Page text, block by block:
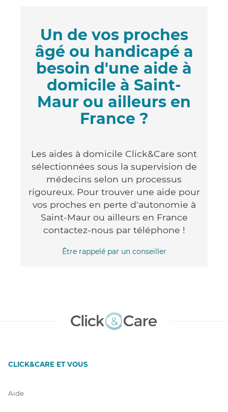
Un de vos proches
âgé ou handicapé a
besoin d'une aide à
domicile à Saint-
Maur ou ailleurs en
France ?
Les aides à domicile Click&Care sont
sélectionnées sous la supervision de
médecins selon un processus
rigoureux. Pour trouver une aide pour
vos proches en perte d'autonomie à
Saint-Maur ou ailleurs en France
contactez-nous par téléphone !
Être rappelé par un conseiller
CLICK&CARE ET VOUS
Aide